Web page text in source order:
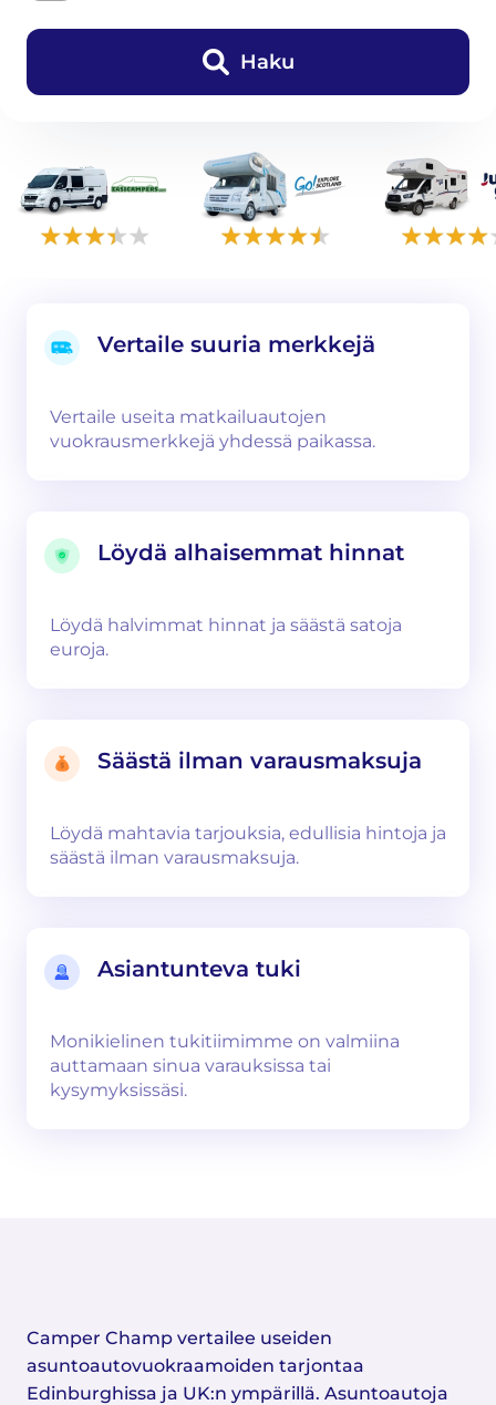
Haku
Vertaile suuria merkkejä
Vertaile useita matkailuautojen
vuokrausmerkkejä yhdessä paikassa.
Löydä alhaisemmat hinnat
Löydä halvimmat hinnat ja säästä satoja
euroja.
Säästä ilman varausmaksuja
Löydä mahtavia tarjouksia, edullisia hintoja ja
säästä ilman varausmaksuja.
Asiantunteva tuki
Monikielinen tukitiimimme on valmiina
auttamaan sinua varauksissa tai
kysymyksissäsi.
Camper Champ vertailee useiden
asuntoautovuokraamoiden tarjontaa
Edinburghissa ja UK:n ympärillä. Asuntoautoja